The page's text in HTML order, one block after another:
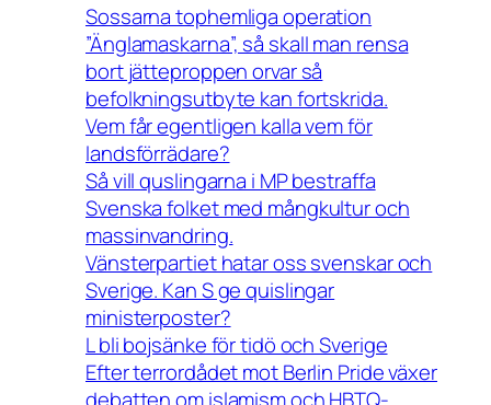
Sossarna tophemliga operation
”Änglamaskarna”, så skall man rensa
bort jätteproppen orvar så
befolkningsutbyte kan fortskrida.
Vem får egentligen kalla vem för
landsförrädare?
Så vill quslingarna i MP bestraffa
Svenska folket med mångkultur och
massinvandring.
Vänsterpartiet hatar oss svenskar och
Sverige. Kan S ge quislingar
ministerposter?
L bli bojsänke för tidö och Sverige
Efter terrordådet mot Berlin Pride växer